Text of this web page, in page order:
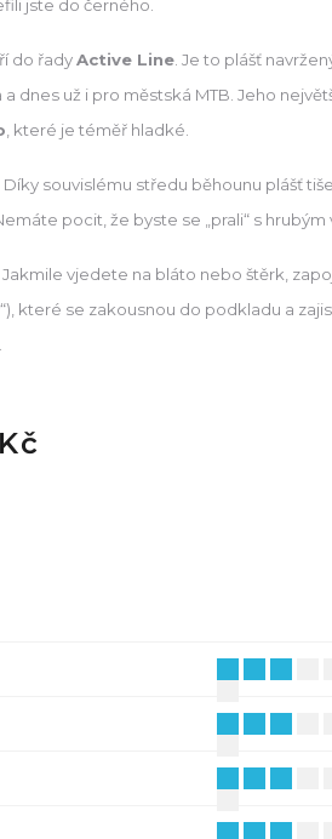
jste do černého.
do řadyActive Line. Je to plášť
dnes už i pro městská MTB. Jeho
, které je téměř hladké.
Díky souvislému středu běhounu plášť
pocit, že byste se „prali“ s hrubým
Jakmile vjedete na bláto nebo štěrk,
které se zakousnou do podkladu a